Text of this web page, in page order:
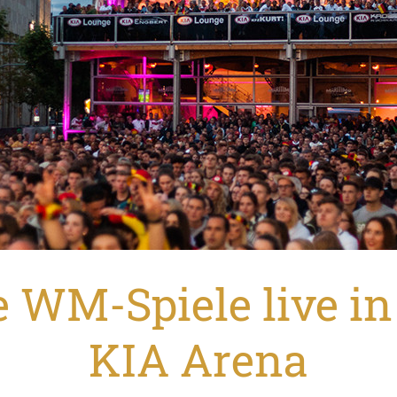
WM-Spiele live
KIA Arena